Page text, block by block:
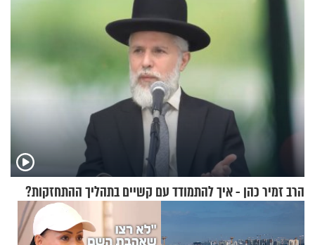
הרב זמיר כהן - איך להתמודד עם קשיים בתהליך ההתחזקות?